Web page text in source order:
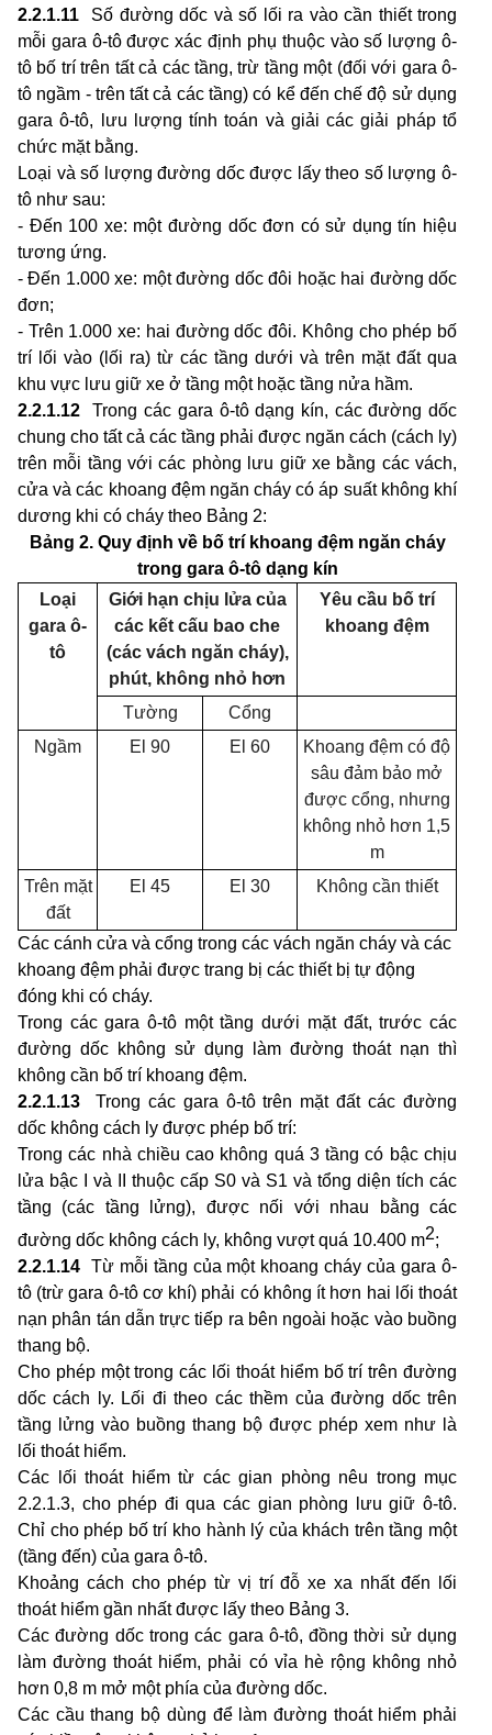
2.2.1.11 Số đường dốc và số lối ra vào cần thiết trong
mỗi gara ô-tô được xác định phụ thuộc vào số lượng ô-
tô bố trí trên tất cả các tầng, trừ tầng một (đối với gara ô-
tô ngầm - trên tất cả các tầng) có kể đến chế độ sử dụng
gara ô-tô, lưu lượng tính toán và giải các giải pháp tổ
chức mặt bằng.
Loại và số lượng đường dốc được lấy theo số lượng ô-
tô như sau:
- Đến 100 xe: một đường dốc đơn có sử dụng tín hiệu
tương ứng.
- Đến 1.000 xe: một đường dốc đôi hoặc hai đường dốc
đơn;
- Trên 1.000 xe: hai đường dốc đôi. Không cho phép bố
trí lối vào (lối ra) từ các tầng dưới và trên mặt đất qua
khu vực lưu giữ xe ở tầng một hoặc tầng nửa hầm.
2.2.1.12 Trong các gara ô-tô dạng kín, các đường dốc
chung cho tất cả các tầng phải được ngăn cách (cách ly)
trên mỗi tầng với các phòng lưu giữ xe bằng các vách,
cửa và các khoang đệm ngăn cháy có áp suất không khí
dương khi có cháy theo Bảng 2:
Bảng 2. Quy định về bố trí khoang đệm ngăn cháy
trong gara ô-tô dạng kín
Loại
gara ô-
tô
Giới hạn chịu lửa của
các kết cấu bao che
(các vách ngăn cháy),
phút, không nhỏ hơn
Yêu cầu bố trí
khoang đệm
Tường Cổng
Ngầm
El 90 E 60
Khoang đệm có độ
sâu đảm bảo mở
được cổng, nhưng
không nhỏ hơn 1,5
m
Trên mặt
đất
El 45 El 30 Không cần thiết
Các cánh cửa và cổng trong các vách ngăn cháy và các
khoang đệm phải được trang bị các thiết bị tự động
đóng khi có cháy.
Trong các gara ô-tô một tầng dưới mặt đất, trước các
đường dốc không sử dụng làm đường thoát nạn thì
không cần bố trí khoang đệm.
2.2.1.13 Trong các gara ô-tô trên mặt đất các đường
dốc không cách ly được phép bố trí:
Trong các nhà chiều cao không quá 3 tầng có bậc chịu
lửa bậc I và II thuộc cấp S0 và S1 và tổng diện tích các
tầng (các tầng lửng), được nối với nhau bằng các
đường dốc không cách ly, không vượt quá 10.400 m2;
2.2.1.14 Từ mỗi tầng của một khoang cháy của gara ô-
tô (trừ gara ô-tô cơ khí) phải có không ít hơn hai lối thoát
nạn phân tán dẫn trực tiếp ra bên ngoài hoặc vào buồng
thang bộ.
Cho phép một trong các lối thoát hiểm bố trí trên đường
dốc cách ly. Lối đi theo các thềm của đường dốc trên
tầng lửng vào buồng thang bộ được phép xem như là
lối thoát hiểm.
Các lối thoát hiểm từ các gian phòng nêu trong mục
2.2.1.3, cho phép đi qua các gian phòng lưu giữ ô-tô.
Chỉ cho phép bố trí kho hành lý của khách trên tầng một
(tầng đến) của gara ô-tô.
Khoảng cách cho phép từ vị trí đỗ xe xa nhất đến lối
thoát hiểm gần nhất được lấy theo Bảng 3.
Các đường dốc trong các gara ô-tô, đồng thời sử dụng
làm đường thoát hiểm, phải có vỉa hè rộng không nhỏ
hơn 0,8 m mở một phía của đường dốc.
Các cầu thang bộ dùng để làm đường thoát hiểm phải